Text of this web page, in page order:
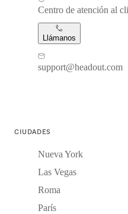
Centro de atención al
Llámanos
support@headout.com
CIUDADES
Nueva York
Las Vegas
Roma
París